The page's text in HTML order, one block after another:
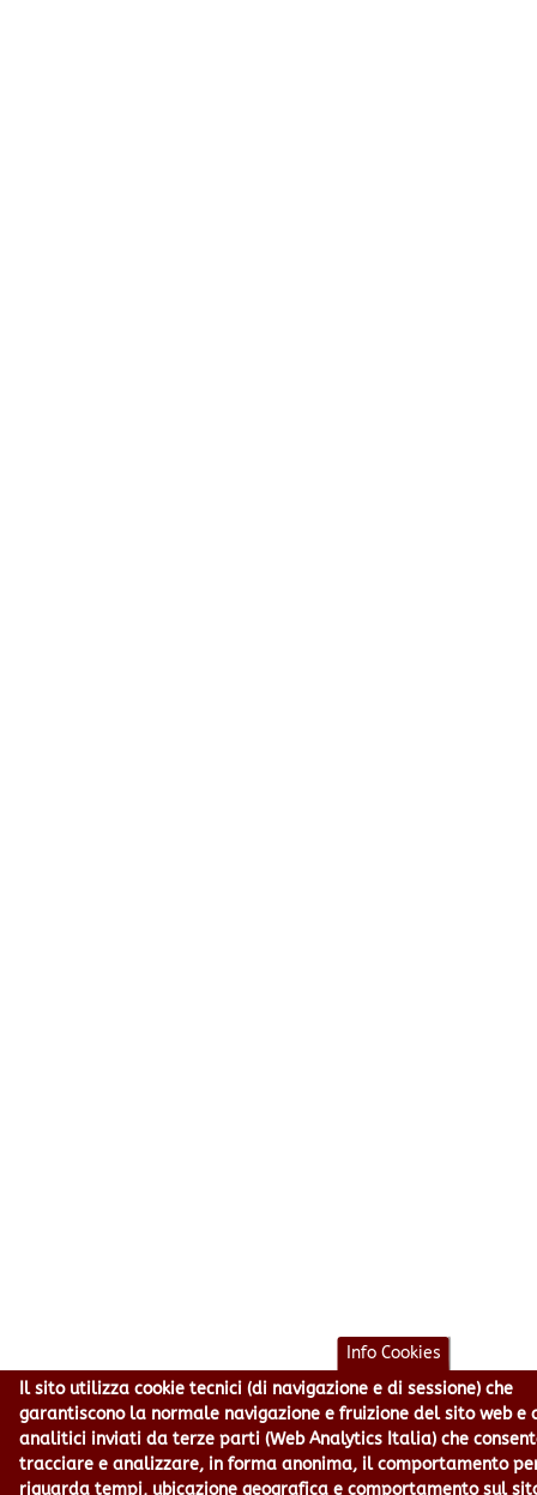
Info Cookies
Il sito utilizza cookie tecnici (di navigazione e di sessione) che
garantiscono la normale navigazione e fruizione del sito web e
analitici inviati da terze parti (Web Analytics Italia) che
tracciare e analizzare, in forma anonima, il comportamento
riguarda tempi, ubicazione geografica e comportamento sul